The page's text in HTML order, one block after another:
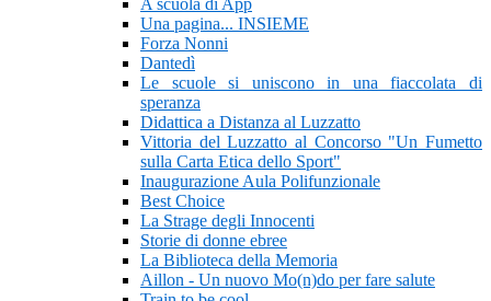
A scuola di App
Una pagina... INSIEME
Forza Nonni
Dantedì
Le scuole si uniscono in una fiaccolata di
speranza
Didattica a Distanza al Luzzatto
Vittoria del Luzzatto al Concorso "Un Fumetto
sulla Carta Etica dello Sport"
Inaugurazione Aula Polifunzionale
Best Choice
La Strage degli Innocenti
Storie di donne ebree
La Biblioteca della Memoria
Aillon - Un nuovo Mo(n)do per fare salute